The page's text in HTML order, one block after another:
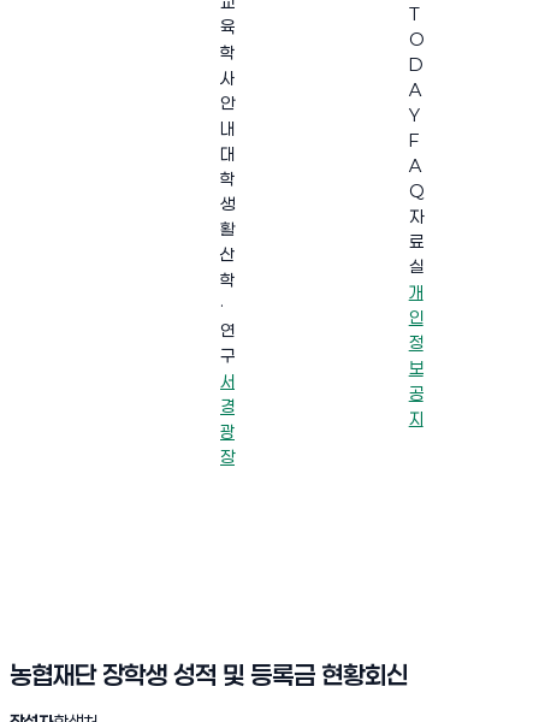
육
학
사
안
내
대
학
생
활
산
학
·
연
구
서
경
광
장
T
O
D
A
Y
F
A
Q
자
료
실
개
인
정
보
공
지
농협재단 장학생 성적 및 등록금 현황회신